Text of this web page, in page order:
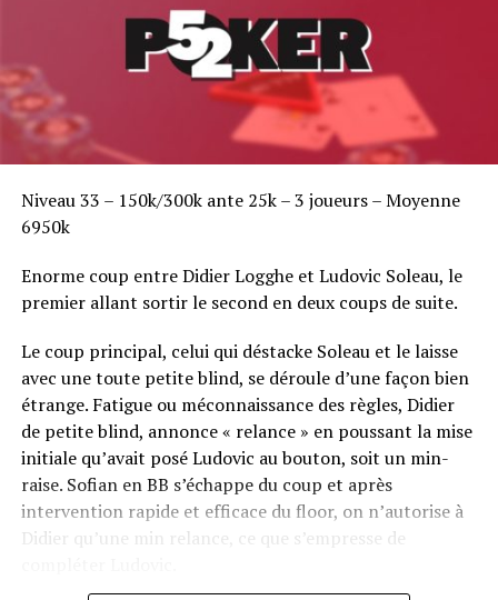
Niveau 33 – 150k/300k ante 25k – 3 joueurs – Moyenne
6950k
Enorme coup entre Didier Logghe et Ludovic Soleau, le
premier allant sortir le second en deux coups de suite.
Le coup principal, celui qui déstacke Soleau et le laisse
avec une toute petite blind, se déroule d’une façon bien
étrange. Fatigue ou méconnaissance des règles, Didier
de petite blind, annonce « relance » en poussant la mise
initiale qu’avait posé Ludovic au bouton, soit un min-
raise. Sofian en BB s’échappe du coup et après
intervention rapide et efficace du floor, on n’autorise à
Didier qu’une min relance, ce que s’empresse de